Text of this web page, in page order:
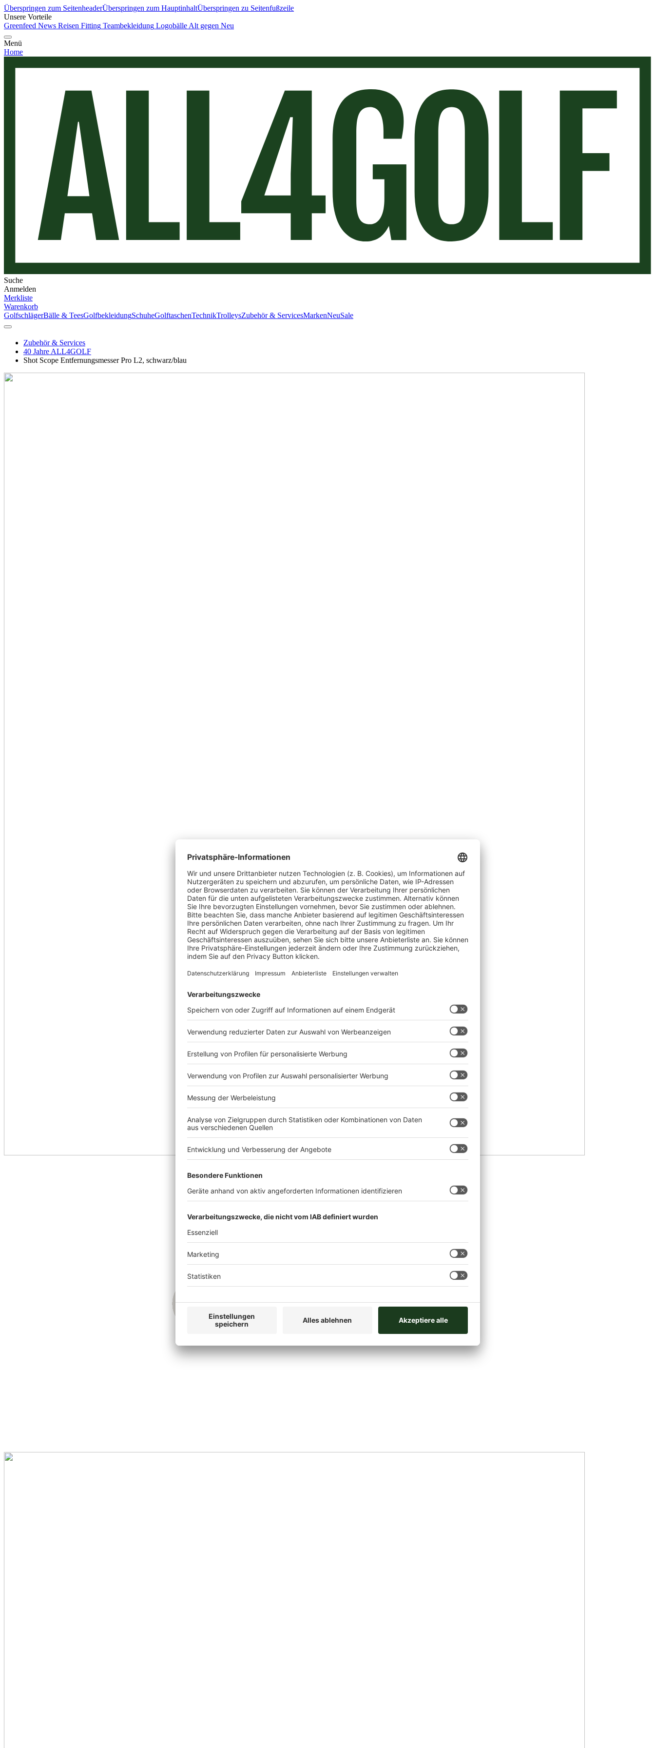
Überspringen zum SeitenheaderÜberspringen zum HauptinhaltÜberspringen zu Seitenfußzeile
Unsere Vorteile
Greenfeed News Reisen Fitting Teambekleidung Logobälle Alt gegen Neu
Menü
Home
Suche
Anmelden
Merkliste
Warenkorb
GolfschlägerBälle & TeesGolfbekleidungSchuheGolftaschenTechnikTrolleysZubehör & ServicesMarkenNeuSale
Zubehör & Services
40 Jahre ALL4GOLF
Shot Scope Entfernungsmesser Pro L2, schwarz/blau